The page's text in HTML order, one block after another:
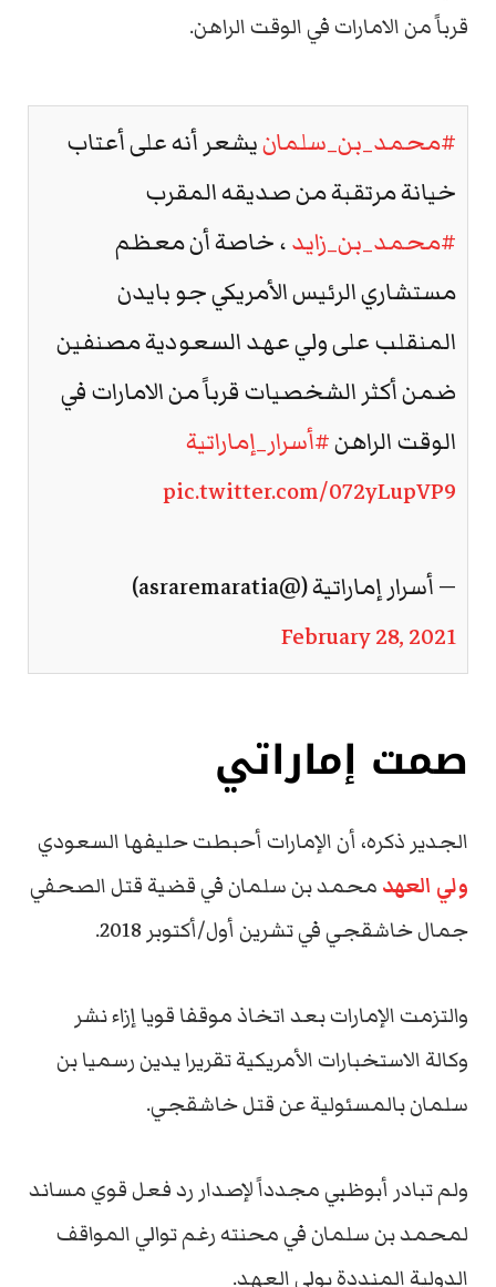
قرباً من الامارات في الوقت الراهن.
#محمد_بن_سلمانيشعر أنه على أعتاب
خيانة مرتقبة من صديقه المقرب
#محمد_بن_زايد، خاصة أن معظم
مستشاري الرئيس الأمريكي جو بايدن
المنقلب على ولي عهد السعودية مصنفين
ضمن أكثر الشخصيات قرباً من الامارات في
الوقت الراهن#أسرار_إماراتية
pic.twitter.com/072yLupVP9
— أسرار إماراتية (@asraremaratia)
February 28, 2021
صمت إماراتي
الجدير ذكره، أن الإمارات أحبطت حليفها السعودي
ولي العهد محمد بن سلمان في قضية قتل الصحفي
جمال خاشقجي في تشرين أول/أكتوبر 2018.
والتزمت الإمارات بعد اتخاذ موقفا قويا إزاء نشر
وكالة الاستخبارات الأمريكية تقريرا يدين رسميا بن
سلمان بالمسئولية عن قتل خاشقجي.
ولم تبادر أبوظبي مجدداً لإصدار رد فعل قوي مساند
لمحمد بن سلمان في محنته رغم توالي المواقف
الدولية المنددة بولي العهد.